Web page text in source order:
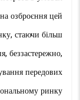
озброєння цей
стаючи більш
беззастережно,
передових
ринку.